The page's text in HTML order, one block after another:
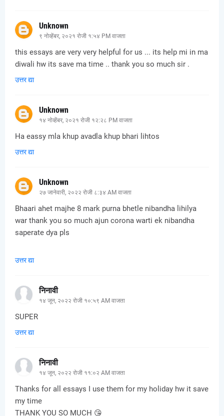
Unknown
९ नोव्हेंबर, २०२१ रोजी १:५४ PM वाजता
this essays are very very helpful for us ... its help mi in ma
diwali hw its save ma time .. thank you so much sir .
उत्तर द्या
Unknown
१४ नोव्हेंबर, २०२१ रोजी १२:२८ PM वाजता
Ha eassy mla khup avadla khup bhari lihtos
उत्तर द्या
Unknown
२७ जानेवारी, २०२२ रोजी ८:३४ AM वाजता
Bhaari ahet majhe 8 mark purna bhetle nibandha lihilya
war thank you so much ajun corona warti ek nibandha
saperate dya pls
उत्तर द्या
निनावी
१४ जून, २०२२ रोजी १०:५९ AM वाजता
SUPER
उत्तर द्या
निनावी
१४ जून, २०२२ रोजी ११:०२ AM वाजता
Thanks for all essays I use them for my holiday hw it save
my time
THANK YOU SO MUCH 😘